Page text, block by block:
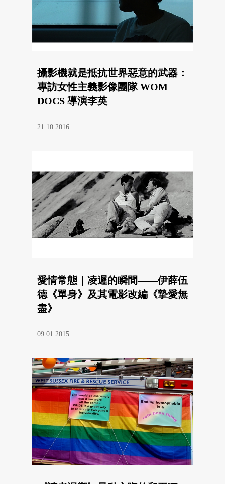
攝影機就是抵抗世界惡意的武器：
專訪女性主義影像團隊 WOM
DOCS 導演李英
21.10.2016
愛情常態｜凌遲的瞬間——伊薛伍
德《單身》及其電影改編《摯愛無
盡》
09.01.2015